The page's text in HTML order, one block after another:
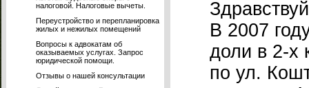
налоговой. Налоговые вычеты.
Переустройство и перепланировка
жилых и нежилых помещений
Вопросы к адвокатам об
оказываемых услугах. Запрос
юридической помощи.
Отзывы о нашей консультации
В 2007
доли в 2-х
по ул.